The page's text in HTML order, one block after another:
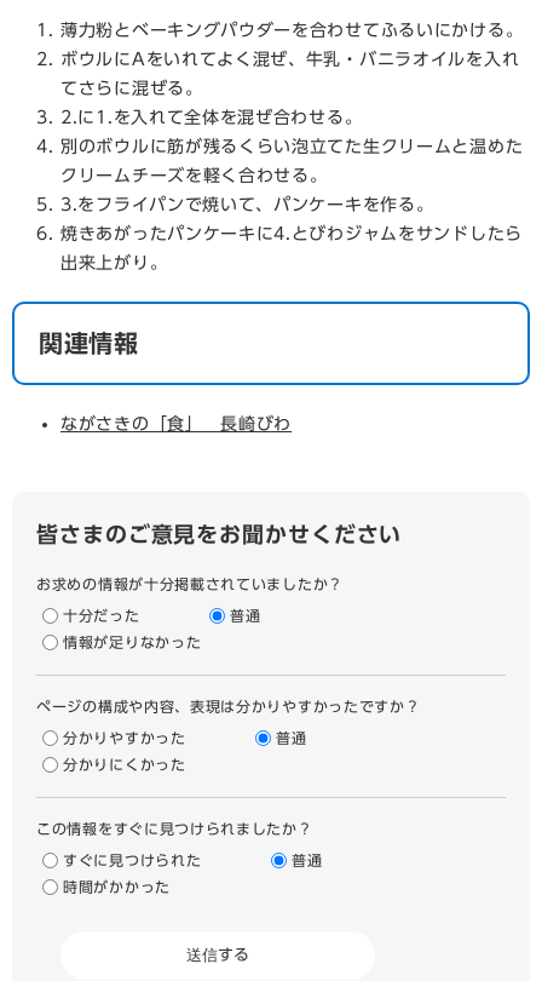
薄力粉とベーキングパウダーを合わせてふるいにかける。
ボウルにAをいれてよく混ぜ、牛乳・バニラオイルを入れ
てさらに混ぜる。
2.に1.を入れて全体を混ぜ合わせる。
別のボウルに筋が残るくらい泡立てた生クリームと温めた
クリームチーズを軽く合わせる。
3.をフライパンで焼いて、パンケーキを作る。
焼きあがったパンケーキに4.とびわジャムをサンドしたら
出来上がり。
関連情報
ながさきの「食」 長崎びわ
皆さまのご意見をお聞かせください
お求めの情報が十分掲載されていましたか？
十分だった
普通
情報が足りなかった
ページの構成や内容、表現は分かりやすかったですか？
分かりやすかった
普通
分かりにくかった
この情報をすぐに見つけられましたか？
すぐに見つけられた
普通
時間がかかった